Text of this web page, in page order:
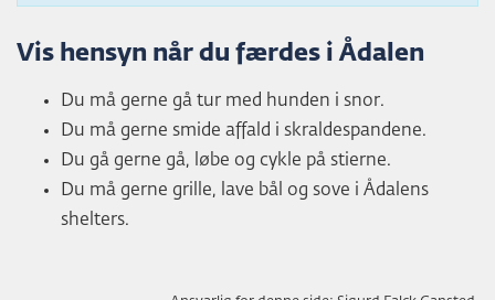
Vis hensyn når du færdes i Ådalen
Du må gerne gå tur med hunden i snor.
Du må gerne smide affald i skraldespandene.
Du gå gerne gå, løbe og cykle på stierne.
Du må gerne grille, lave bål og sove i Ådalens
shelters.